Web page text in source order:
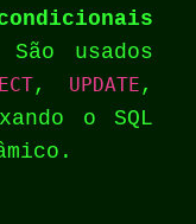
usados
, UPDATE ,
o SQL